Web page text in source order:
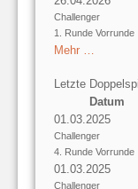
Challenger
1. Runde Vorrunde
Mehr …
Letzte
Datum
01.03.2025
Challenger
4. Runde Vorrunde
01.03.2025
Challenger